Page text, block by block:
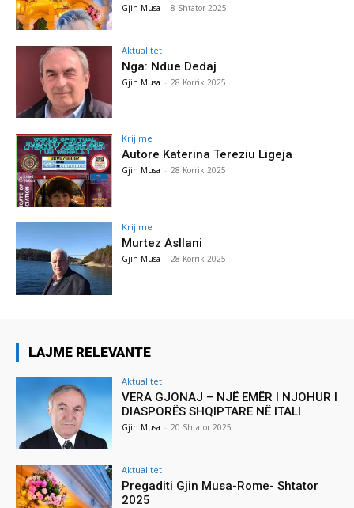
Gjin Musa - 8 Shtator 2025
Aktualitet
Nga: Ndue Dedaj
Gjin Musa - 28 Korrik 2025
Krijime
Autore Katerina Tereziu Ligeja
Gjin Musa - 28 Korrik 2025
Krijime
Murtez Asllani
Gjin Musa - 28 Korrik 2025
LAJME RELEVANTE
Aktualitet
VERA GJONAJ – NJË EMËR I NJOHUR I
DIASPORËS SHQIPTARE NË ITALI
Gjin Musa - 20 Shtator 2025
Aktualitet
Pregaditi Gjin Musa-Rome- Shtator
2025